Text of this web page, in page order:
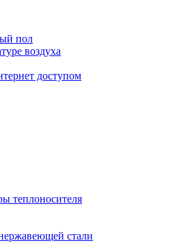
пол
воздуха
доступом
теплоносителя
стали